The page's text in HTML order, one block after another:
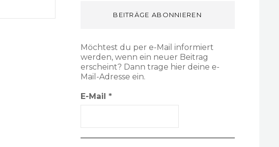
BEITRÄGE ABONNIEREN
Möchtest du per e-Mail informiert
werden, wenn ein neuer Beitrag
erscheint? Dann trage hier deine e-
Mail-Adresse ein.
E-Mail *